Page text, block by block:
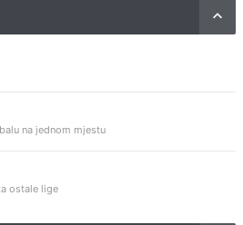
na jednom mjestu
ostale lige